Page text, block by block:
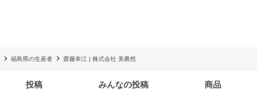
福島県の生産者 齋藤幸江 | 株式会社 美農然
投稿 みんなの投稿 商品